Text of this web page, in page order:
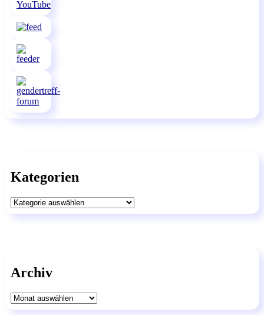
Kategorien
Kategorien
Archiv
Archiv